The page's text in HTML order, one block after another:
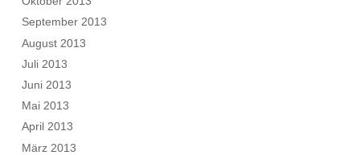
September 2013
August 2013
Juli 2013
Juni 2013
Mai 2013
April 2013
März 2013